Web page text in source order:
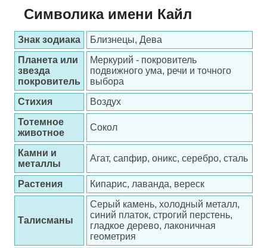
Символика имени Кайл
Знак зодиака
Близнецы, Дева
Планета или
звезда
покровитель
Меркурий - покровитель
подвижного ума, речи и точного
выбора
Стихия
Воздух
Тотемное
животное
Сокол
Камни и
металлы
Агат, сапфир, оникс, серебро, сталь
Растения Кипарис, лаванда, вереск
Талисманы
Серый камень, холодный металл,
синий платок, строгий перстень,
гладкое дерево, лаконичная
геометрия